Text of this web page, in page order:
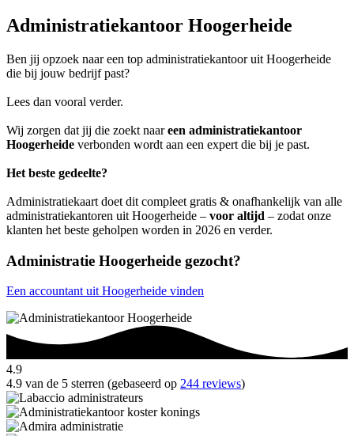
Administratiekantoor Hoogerheide
Ben jij opzoek naar een top administratiekantoor uit Hoogerheide
die bij jouw bedrijf past?
Lees dan vooral verder.
Wij zorgen dat jij die zoekt naareen administratiekantoor
Hoogerheide verbonden wordt aan een expert die bij je past.
Het beste gedeelte?
Administratiekaart doet dit compleet gratis & onafhankelijk van alle
administratiekantoren uit Hoogerheide – voor altijd – zodat onze
klanten het beste geholpen worden in 2026 en verder.
Administratie Hoogerheide gezocht?
Een accountant uit Hoogerheide vinden
4.9
4.9 van de 5 sterren (gebaseerd op 244 reviews)